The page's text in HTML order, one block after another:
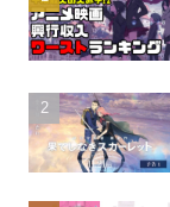
オタクが選ぶ
アニメの歴史
ゴいアニメ１４